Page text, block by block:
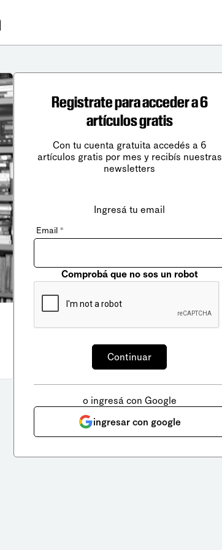
Registrate para acceder a 6
artículos gratis
Con tu cuenta gratuita accedés a 6
artículos gratis por mes y recibís nuestras
newsletters
Ingresá tu email
Email *
Comprobá que no sos un robot
o ingresá con Google
ingresar con google